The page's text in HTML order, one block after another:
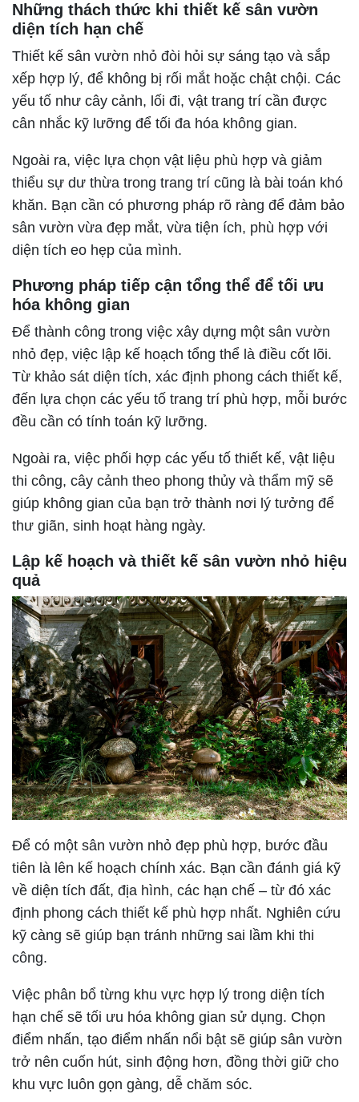
Những thách thức khi thiết kế sân vườn
diện tích hạn chế
Thiết kế sân vườn nhỏ đòi hỏi sự sáng tạo và sắp
xếp hợp lý, để không bị rối mắt hoặc chật chội. Các
yếu tố như cây cảnh, lối đi, vật trang trí cần được
cân nhắc kỹ lưỡng để tối đa hóa không gian.
Ngoài ra, việc lựa chọn vật liệu phù hợp và giảm
thiểu sự dư thừa trong trang trí cũng là bài toán khó
khăn. Bạn cần có phương pháp rõ ràng để đảm bảo
sân vườn vừa đẹp mắt, vừa tiện ích, phù hợp với
diện tích eo hẹp của mình.
Phương pháp tiếp cận tổng thể để tối ưu
hóa không gian
Để thành công trong việc xây dựng một sân vườn
nhỏ đẹp, việc lập kế hoạch tổng thể là điều cốt lõi.
Từ khảo sát diện tích, xác định phong cách thiết kế,
đến lựa chọn các yếu tố trang trí phù hợp, mỗi bước
đều cần có tính toán kỹ lưỡng.
Ngoài ra, việc phối hợp các yếu tố thiết kế, vật liệu
thi công, cây cảnh theo phong thủy và thẩm mỹ sẽ
giúp không gian của bạn trở thành nơi lý tưởng để
thư giãn, sinh hoạt hàng ngày.
Lập kế hoạch và thiết kế sân vườn nhỏ hiệu
quả
Để có một sân vườn nhỏ đẹp phù hợp, bước đầu
tiên là lên kế hoạch chính xác. Bạn cần đánh giá kỹ
về diện tích đất, địa hình, các hạn chế – từ đó xác
định phong cách thiết kế phù hợp nhất. Nghiên cứu
kỹ càng sẽ giúp bạn tránh những sai lầm khi thi
công.
Việc phân bổ từng khu vực hợp lý trong diện tích
hạn chế sẽ tối ưu hóa không gian sử dụng. Chọn
điểm nhấn, tạo điểm nhấn nổi bật sẽ giúp sân vườn
trở nên cuốn hút, sinh động hơn, đồng thời giữ cho
khu vực luôn gọn gàng, dễ chăm sóc.